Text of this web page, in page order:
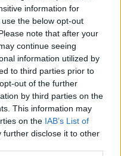
information for
the below opt-out
note that after your
continue seeing
information utilized by
to third parties prior to
out of the further
by third parties on the
This information may
on the IAB’s List of
further disclose it to other
#stroke#rákbetegség
#herpesz